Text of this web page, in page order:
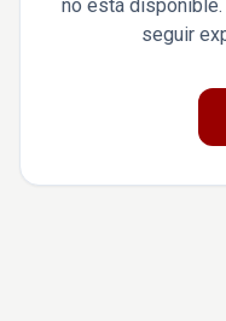
no está
seguir